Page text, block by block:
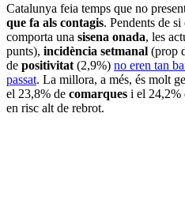
Catalunya feia temps que no
que fa als contagis. Pendents de
comporta una sisena onada, les
punts), incidència setmanal (prop
de positivitat (2,9%) no eren tan
passat. La millora, a més, és molt
el 23,8% de comarques i el 24,2%
en risc alt de rebrot.